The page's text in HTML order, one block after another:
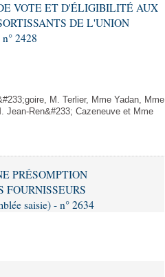
VOTE ET D'ÉLIGIBILITÉ AUX
DE L'UNION
2428
M. Terlier, Mme Yadan, Mme
Jean-Ren&#233; Cazeneuve et Mme
PRÉSOMPTION
FOURNISSEURS
saisie) - n° 2634